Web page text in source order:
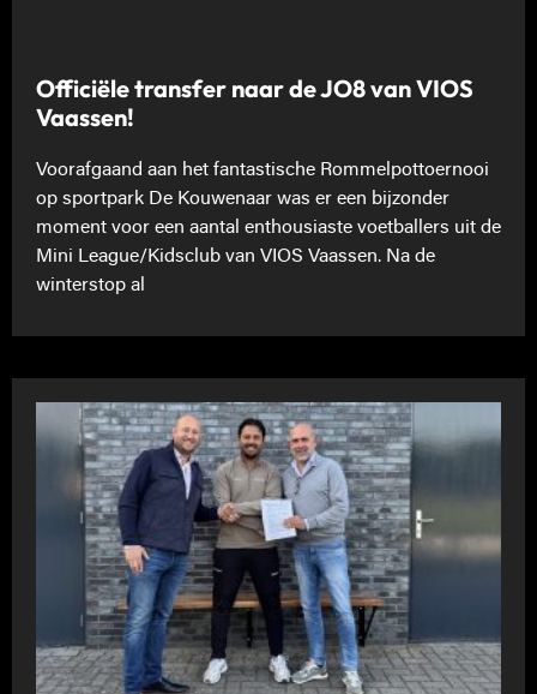
Officiële transfer naar de JO8 van VIOS
Vaassen!
Voorafgaand aan het fantastische Rommelpottoernooi
op sportpark De Kouwenaar was er een bijzonder
moment voor een aantal enthousiaste voetballers uit de
Mini League/Kidsclub van VIOS Vaassen. Na de
winterstop al